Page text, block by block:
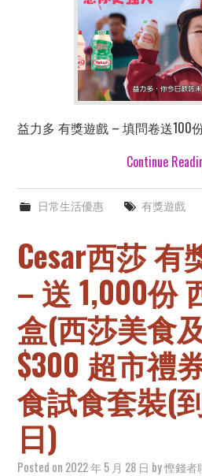
益力多 有獎遊戲 – 填問卷送100
Continue
日常生活優惠 有獎遊戲
Cesar西莎 有
– 送 1,000份
盒(西莎美食
$300 超市禮
食試食套裝(
日)
Posted on 2022 年 5 月 28 日 by慳錢者